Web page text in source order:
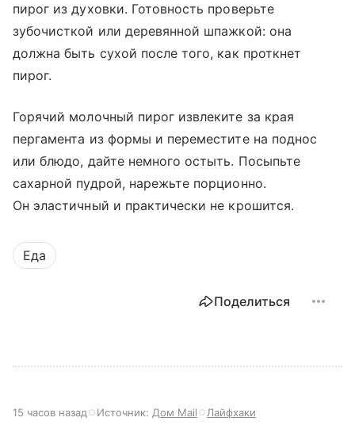
пирог из духовки. Готовность проверьте
зубочисткой или деревянной шпажкой: она
должна быть сухой после того, как проткнет
пирог.
Горячий молочный пирог извлеките за края
пергамента из формы и переместите на поднос
или блюдо, дайте немного остыть. Посыпьте
сахарной пудрой, нарежьте порционно.
Он эластичный и практически не крошится.
Еда
Поделиться
15 часов назад Источник: Дом Mail Лайфхаки